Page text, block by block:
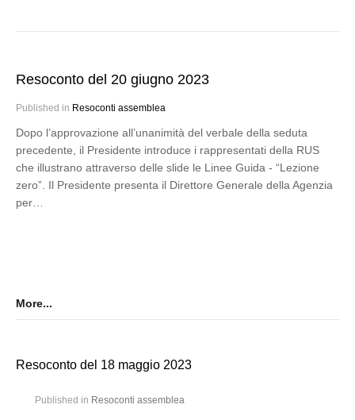
Resoconto del 20 giugno 2023
Published in Resoconti assemblea
Dopo l’approvazione all’unanimità del verbale della seduta
precedente, il Presidente introduce i rappresentati della RUS
che illustrano attraverso delle slide le Linee Guida - “Lezione
zero”. Il Presidente presenta il Direttore Generale della Agenzia
per…
More...
Resoconto del 18 maggio 2023
Published in Resoconti assemblea